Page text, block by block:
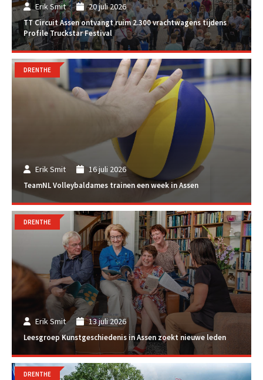
Erik Smit 20 juli 2026
TT Circuit Assen ontvangt ruim 2.300 vrachtwagens tijdens
Profile Truckstar Festival
Erik Smit 16 juli 2026
TeamNL Volleybaldames trainen een week in Assen
DRENTHE
Erik Smit 13 juli 2026
Leesgroep Kunstgeschiedenis in Assen zoekt nieuwe leden
DRENTHE
DRENTHE